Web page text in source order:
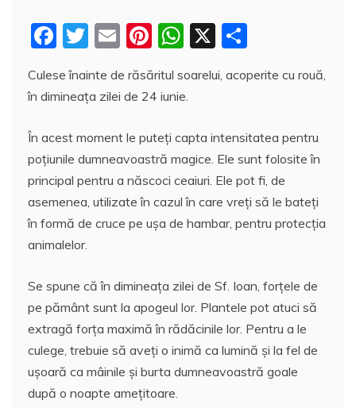
F
a
c
b
o
o
k
T
itt
E
m
ai
Pi
nt
er
st
W
at
A
p
p
X
rt
e
a
z
ă
Culese înainte de răsăritul soarelui, acoperite cu rouă,
în dimineaţa zilei de 24 iunie.
În acest moment le puteţi capta intensitatea pentru
poţiunile dumneavoastră magice. Ele sunt folosite în
principal pentru a născoci ceaiuri. Ele pot fi, de
asemenea, utilizate în cazul în care vreţi să le bateţi
în formă de cruce pe uşa de hambar, pentru protecţia
animalelor.
Se spune că în dimineaţa zilei de Sf. Ioan, forţele de
pe pământ sunt la apogeul lor. Plantele pot atuci să
extragă forţa maximă în rădăcinile lor. Pentru a le
culege, trebuie să aveţi o inimă ca lumină şi la fel de
uşoară ca mâinile şi burta dumneavoastră goale
după o noapte ameţitoare.